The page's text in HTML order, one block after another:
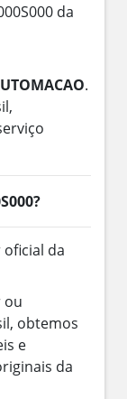
da
.
da
ou
obtemos
e
da